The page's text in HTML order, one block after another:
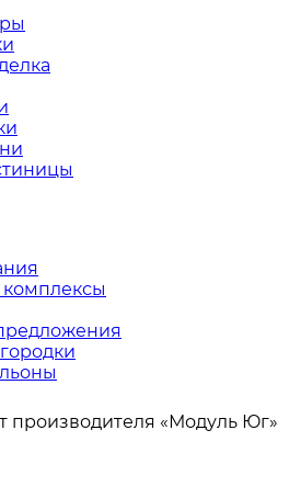
производителя «Модуль Юг»